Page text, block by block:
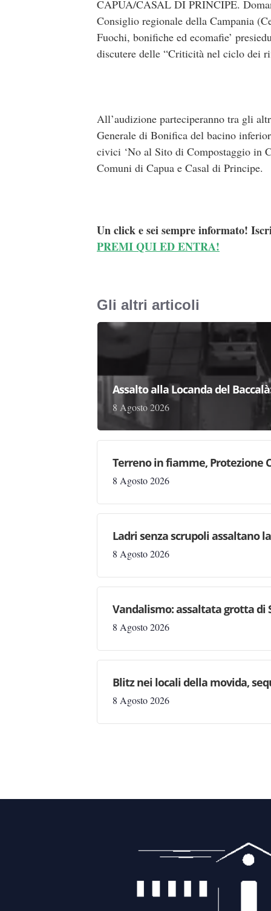
CAPUA/CASAL DI PRINCIPE.
Consiglio regionale della Campania
Fuochi, bonifiche ed ecomafie’
discutere delle “Criticità nel ciclo dei
All’audizione parteciperanno tra gli
Generale di Bonifica del bacino
civici ‘No al Sito di Compostaggio in
Comuni di Capua e Casal di Principe.
Un click e sei sempre informato!
PREMI QUI ED ENTRA!
Gli altri articoli
Assalto alla Locanda del
8 Agosto 2026
Terreno in fiamme, Protezione
8 Agosto 2026
Ladri senza scrupoli assaltano
8 Agosto 2026
Vandalismo: assaltata grotta di
8 Agosto 2026
Blitz nei locali della movida,
8 Agosto 2026